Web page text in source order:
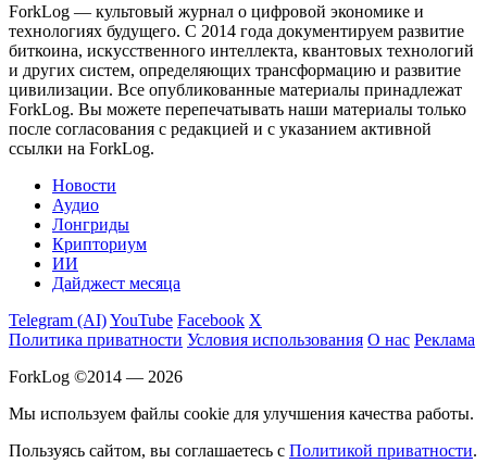
ForkLog — культовый журнал о цифровой экономике и
технологиях будущего. С 2014 года документируем развитие
биткоина, искусственного интеллекта, квантовых технологий
и других систем, определяющих трансформацию и развитие
цивилизации. Все опубликованные материалы принадлежат
ForkLog. Вы можете перепечатывать наши материалы только
после согласования с редакцией и с указанием активной
ссылки на ForkLog.
Новости
Аудио
Лонгриды
Крипториум
ИИ
Дайджест месяца
Telegram (AI)YouTube Facebook X
Политика приватности Условия использования О нас Реклама
ForkLog ©2014 — 2026
Мы используем файлы cookie для улучшения качества работы.
Пользуясь сайтом, вы соглашаетесь с Политикой приватности.